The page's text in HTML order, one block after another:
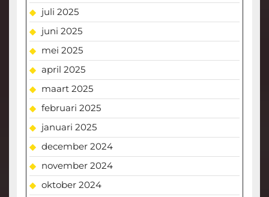
juli 2025
juni 2025
mei 2025
april 2025
maart 2025
februari 2025
januari 2025
december 2024
november 2024
oktober 2024